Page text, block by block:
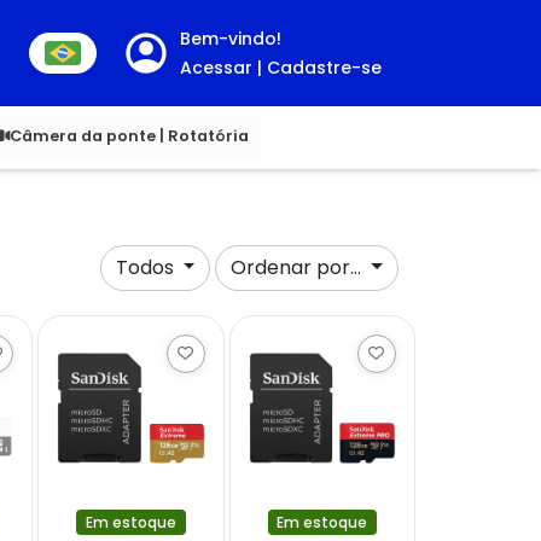
Bem-vindo!
Acessar | Cadastre-se
Câmera da ponte | Rotatória
Todos Ordenar por...
Em estoque Em estoque